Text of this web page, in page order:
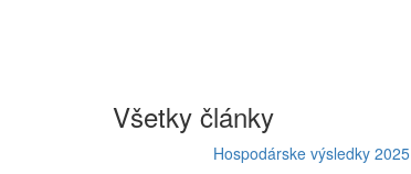
Všetky články
Hospodárske výsledky 2025